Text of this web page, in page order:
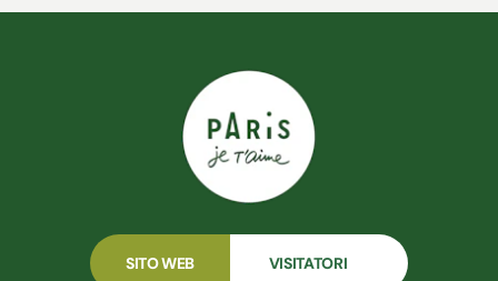
SITO WEB VISITATORI